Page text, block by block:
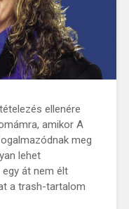
ellenére
amikor A
meg
lehet
át nem élt
a trash-tartalom